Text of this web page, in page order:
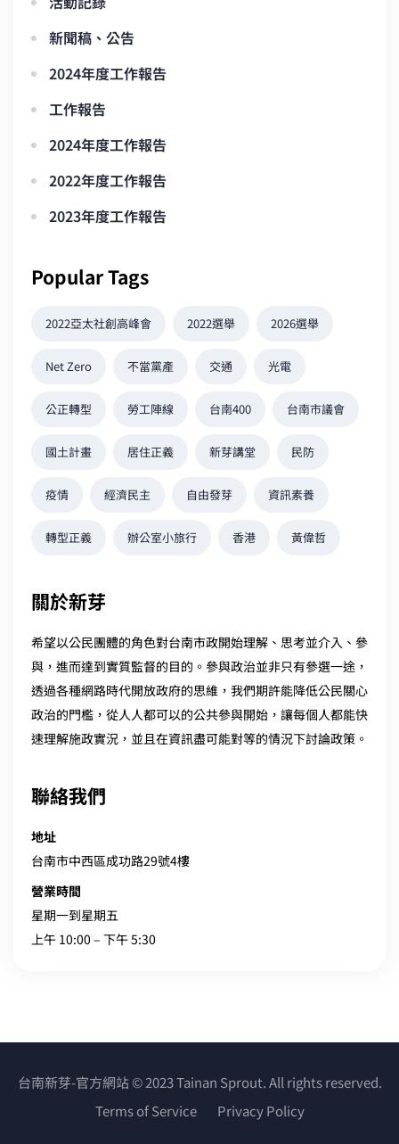
新聞稿、公告
2024年度工作報告
工作報告
2024年度工作報告
2022年度工作報告
2023年度工作報告
Popular Tags
2022亞太社創高峰會 2022選舉 2026選舉
Net Zero 不當黨產 交通 光電
公正轉型 勞工陣線 台南400 台南市議會
國土計畫 居住正義 新芽講堂 民防
疫情 經濟民主 自由發芽 資訊素養
轉型正義 辦公室小旅行 香港 黃偉哲
關於新芽
希望以公民團體的角色對台南市政開始理解、思考並介入、參
與，進而達到實質監督的目的。參與政治並非只有參選一途，
透過各種網路時代開放政府的思維，我們期許能降低公民關心
政治的門檻，從人人都可以的公共參與開始，讓每個人都能快
速理解施政實況，並且在資訊盡可能對等的情況下討論政策。
聯絡我們
地址
台南市中西區成功路29號4樓
營業時間
星期一到星期五
上午 10:00 – 下午 5:30
台南新芽-官方網站 © 2023 Tainan Sprout. All rights reserved.
Terms of Service
Privacy Policy